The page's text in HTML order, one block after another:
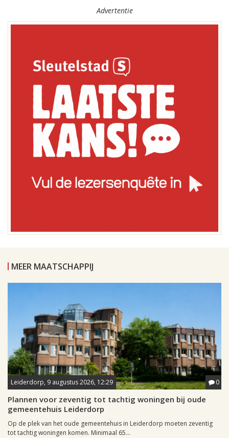
Advertentie
MEER MAATSCHAPPIJ
Leiderdorp, 9 augustus 2026, 12:29 0
Plannen voor zeventig tot tachtig woningen bij oude
gemeentehuis Leiderdorp
Op de plek van het oude gemeentehuis in Leiderdorp moeten zeventig
tot tachtig woningen komen. Minimaal 65...